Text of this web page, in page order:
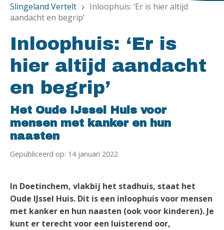
Slingeland Vertelt chevron_right
Inloophuis: ‘Er is hier altijd
aandacht en begrip’
Inloophuis: ‘Er is
hier altijd aandacht
en begrip’
Het Oude IJssel Huis voor
mensen met kanker en hun
naasten
Gepubliceerd op: 14 januari 2022
In Doetinchem, vlakbij het stadhuis, staat het
Oude IJssel Huis. Dit is een inloophuis voor mensen
met kanker en hun naasten (ook voor kinderen). Je
kunt er terecht voor een luisterend oor,